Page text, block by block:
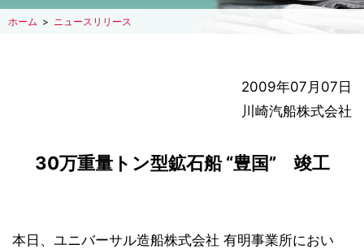
ホーム ニュースリリース
2009年07月07日
川崎汽船株式会社
30万重量トン型鉱石船 “豊国” 竣工
本日、ユニバーサル造船株式会社 有明事業所におい